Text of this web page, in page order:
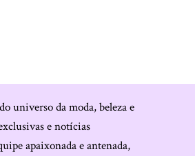
universo da moda, beleza e
e notícias
apaixonada e antenada,